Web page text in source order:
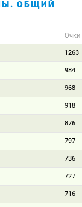
ОБЩИЙ
Очки
1263
984
968
918
876
797
736
727
716